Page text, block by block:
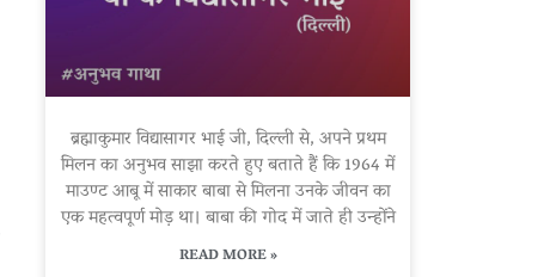
ब्रह्माकुमार विद्यासागर भाई जी, दिल्ली से, अपने प्रथम
मिलन का अनुभव साझा करते हुए बताते हैं कि 1964 में
माउण्ट आबू में साकार बाबा से मिलना उनके जीवन का
एक महत्वपूर्ण मोड़ था। बाबा की गोद में जाते ही उन्होंने
READ MORE »